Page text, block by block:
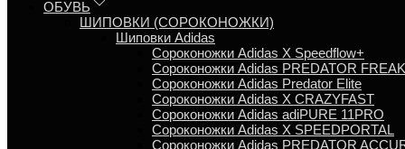
ОБУВЬ
ШИПОВКИ (СОРОКОНОЖКИ)
Шиповки Adidas
Сороконожки Аdidas X Speedflow+
Сороконожки Adidas PREDATOR FREAK
Сороконожки Adidas Predator Elite
Сороконожки Adidas X CRAZYFAST
Сороконожки Adidas adiPURE 11PRO
Сороконожки Аdidas X SPEEDPORTAL
Сороконожки Adidas PREDATOR